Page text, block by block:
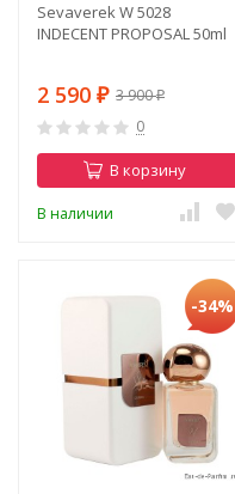
Sevaverek W 5028
INDECENT PROPOSAL 50ml
2 590 ₽ 3 900₽
0
В корзину
В наличии
-34%